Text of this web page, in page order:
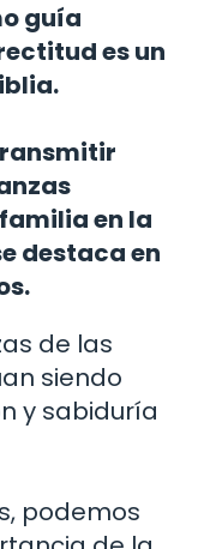
guía
es un
en la
destaca en
de las
siendo
y sabiduría
podemos